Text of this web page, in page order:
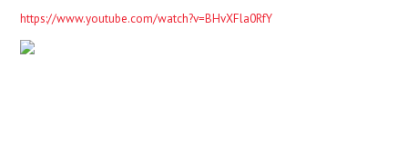
https://www.youtube.com/watch?v=BHvXFla0RfY